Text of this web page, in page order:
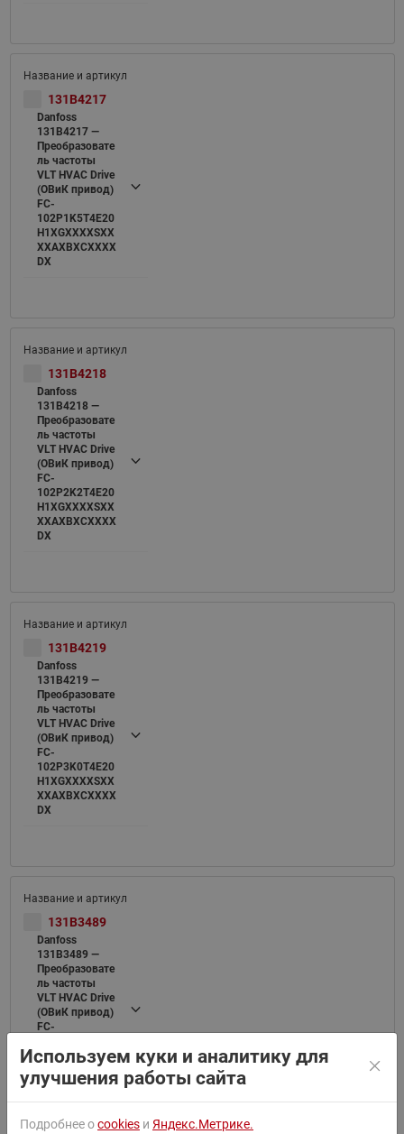
131B4217
Danfoss
131B4217 —
Преобразовате
ль частоты
VLT HVAC Drive
(ОВиК привод)
FC-
102P1K5T4E20
H1XGXXXXSXX
XXAXBXCXXXX
DX
131B4218
Danfoss
131B4218 —
Преобразовате
ль частоты
VLT HVAC Drive
(ОВиК привод)
FC-
102P2K2T4E20
H1XGXXXXSXX
XXAXBXCXXXX
DX
131B4219
Danfoss
131B4219 —
Преобразовате
ль частоты
VLT HVAC Drive
(ОВиК привод)
FC-
102P3K0T4E20
H1XGXXXXSXX
XXAXBXCXXXX
DX
131B3489
Danfoss
131B3489 —
Преобразовате
ль частоты
VLT HVAC Drive
(ОВиК привод)
FC-
H1XGXXXXSXX
XXAXBXCXXXX
DX
Используем куки и аналитику для
улучшения работы сайта
Подробнее оcookies и Яндекс.Метрике.